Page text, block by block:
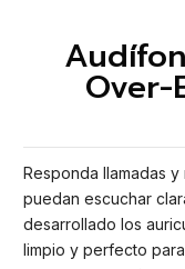
Over-
Responda llamadas
puedan escuchar
desarrollado los
limpio y perfecto